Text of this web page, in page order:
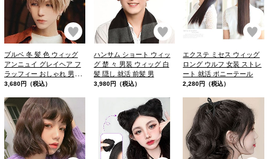
お気に入り
ブルベ 冬 髪 色 ウィッグ
アンニュイ グレイヘア フ
ラッフィー おしゃれ 男子
コスプレ ウィッグ 韓国 風
3,680円（税込）
お気に入り
ハンサム ショート ウィッ
グ 楚 々 男装 ウィッグ 白
髪 隠し 就活 前髪 男
3,980円（税込）
お
エクステ ミセス ウィッグ
ロング ウルフ 女装 ストレ
ート 就活 ポニーテール
2,280円（税込）